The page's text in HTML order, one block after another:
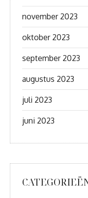
november 2023
oktober 2023
september 2023
augustus 2023
juli 2023
juni 2023